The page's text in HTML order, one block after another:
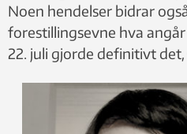
Noen hendelser bidrar
forestillingsevne hva
22. juli gjorde definitivt det,